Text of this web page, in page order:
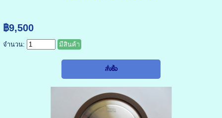
฿9,500
จำนวน: มีสินค้า